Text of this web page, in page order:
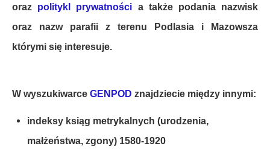
oraz politykl prywatności a także podania nazwisk
oraz nazw parafii z terenu Podlasia i Mazowsza
którymi się interesuje.
W wyszukiwarce GENPOD znajdziecie między innymi:
indeksy ksiąg metrykalnych (urodzenia,
małżeństwa, zgony) 1580-1920